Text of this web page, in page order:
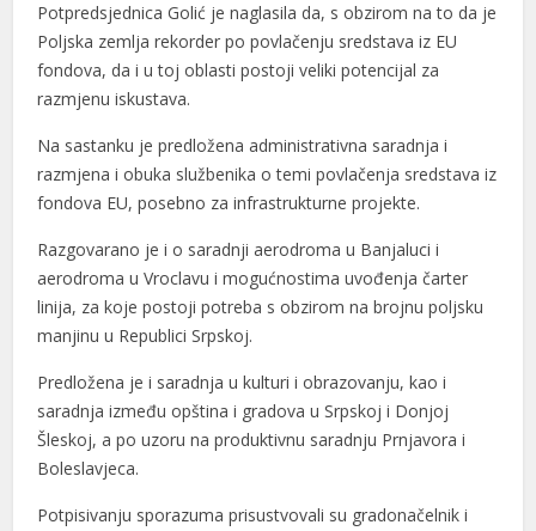
Potpredsjednica Golić je naglasila da, s obzirom na to da je
Poljska zemlja rekorder po povlačenju sredstava iz EU
fondova, da i u toj oblasti postoji veliki potencijal za
razmjenu iskustava.
Na sastanku je predložena administrativna saradnja i
razmjena i obuka službenika o temi povlačenja sredstava iz
fondova EU, posebno za infrastrukturne projekte.
Razgovarano je i o saradnji aerodroma u Banjaluci i
aerodroma u Vroclavu i mogućnostima uvođenja čarter
linija, za koje postoji potreba s obzirom na brojnu poljsku
manjinu u Republici Srpskoj.
Predložena je i saradnja u kulturi i obrazovanju, kao i
saradnja između opština i gradova u Srpskoj i Donjoj
Šleskoj, a po uzoru na produktivnu saradnju Prnjavora i
Boleslavjeca.
Potpisivanju sporazuma prisustvovali su gradonačelnik i